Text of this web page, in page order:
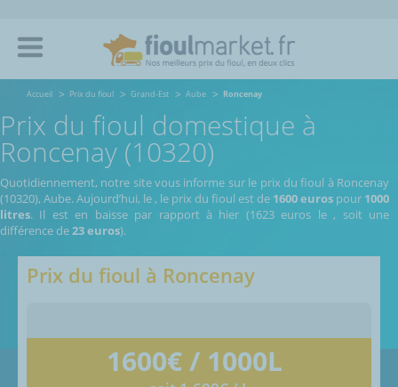
Accueil Prix du fioul Grand-Est Aube Roncenay
Prix du fioul domestique à
Roncenay (10320)
Quotidiennement, notre site vous informe sur le prix du fioul à Roncenay
(10320), Aube.Aujourd’hui, le, le prix du fioul est de 1600 euros pour 1000
litres. Il est en baisse par rapport à hier (1623 euros le, soit une
différence de23 euros).
Prix du fioul à Roncenay
1600€ / 1000L